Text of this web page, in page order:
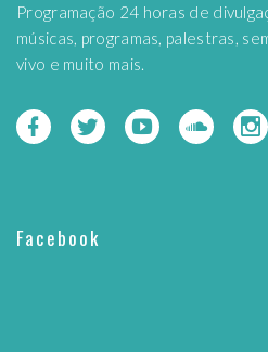
Programação 24 horas de
músicas, programas, palestras,
vivo e muito mais.
Facebook